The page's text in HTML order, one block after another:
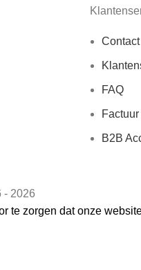
Contact
FAQ
B2B
- 2026
te zorgen dat onze